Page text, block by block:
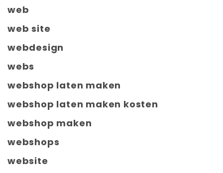
web
web site
webdesign
webs
webshop laten maken
webshop laten maken kosten
webshop maken
webshops
website